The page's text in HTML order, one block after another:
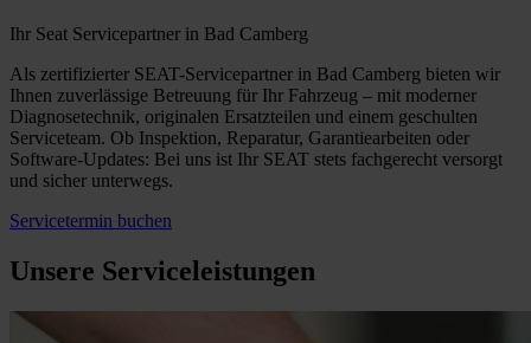
Ihr Seat Servicepartner in Bad Camberg
Als zertifizierter SEAT-Servicepartner in Bad Camberg bieten wir
Ihnen zuverlässige Betreuung für Ihr Fahrzeug – mit moderner
Diagnosetechnik, originalen Ersatzteilen und einem geschulten
Serviceteam. Ob Inspektion, Reparatur, Garantiearbeiten oder
Software-Updates: Bei uns ist Ihr SEAT stets fachgerecht versorgt
und sicher unterwegs.
Servicetermin buchen
Unsere Serviceleistungen